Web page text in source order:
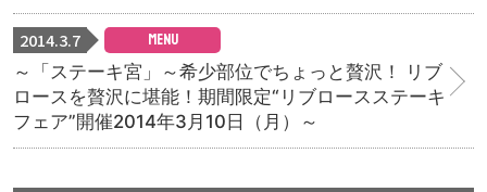
2014.3.7 MENU
～「ステーキ宮」～ 希少部位でちょっと贅沢！ リブ
ロースを贅沢に堪能！期間限定“リブロースステーキ
フェア”開催2014年3月10日（月）～